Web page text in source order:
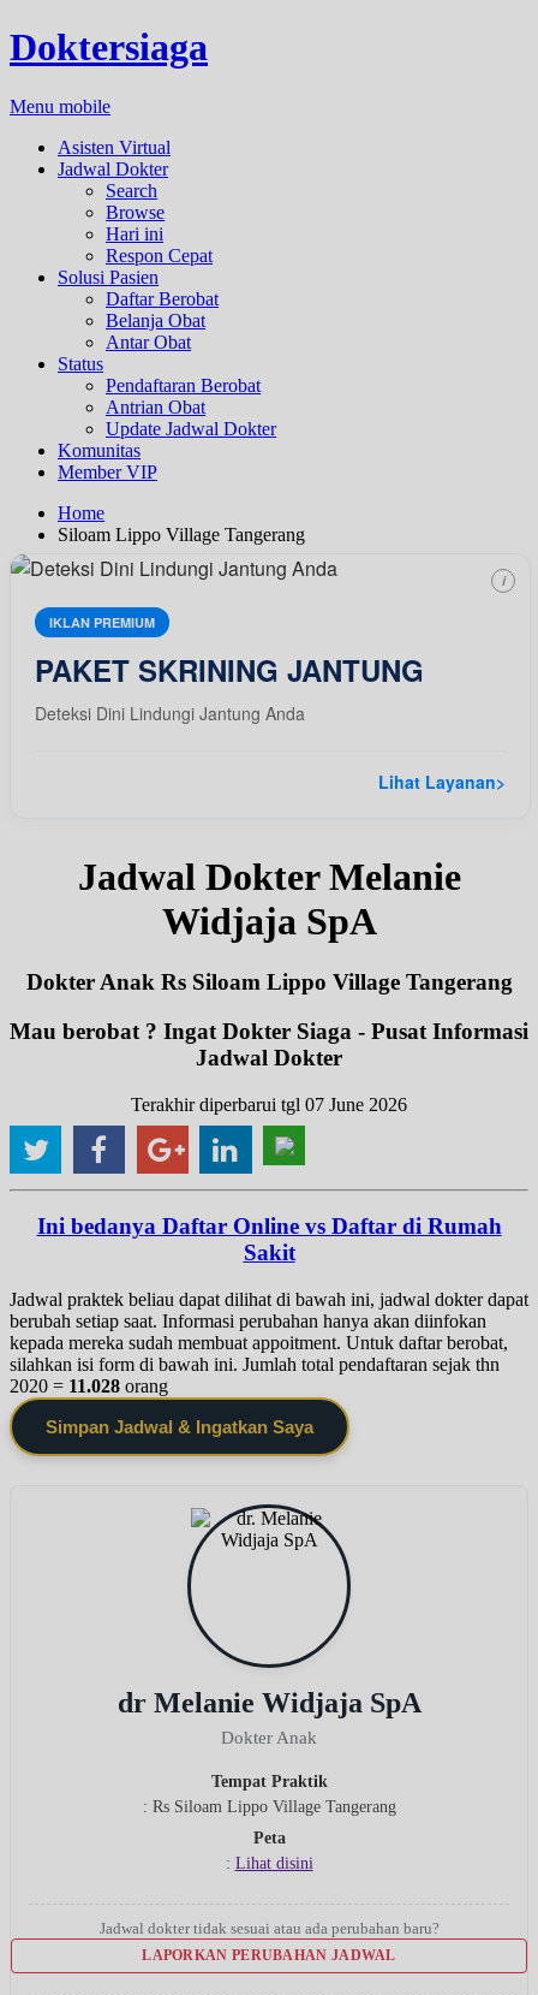
Doktersiaga
Menu mobile
Asisten Virtual
Jadwal Dokter
Search
Browse
Hari ini
Respon Cepat
Solusi Pasien
Daftar Berobat
Belanja Obat
Antar Obat
Status
Pendaftaran Berobat
Antrian Obat
Update Jadwal Dokter
Komunitas
Member VIP
Home
Siloam Lippo Village Tangerang
IKLAN PREMIUM
PAKET SKRINING JANTUNG
Deteksi Dini Lindungi Jantung Anda
Lihat Layanan>
i
Jadwal Dokter Melanie
Widjaja SpA
Dokter Anak Rs Siloam Lippo Village Tangerang
Mau berobat ? Ingat Dokter Siaga - Pusat Informasi
Jadwal Dokter
Terakhir diperbarui tgl 07 June 2026
Ini bedanya Daftar Online vs Daftar di Rumah
Sakit
Jadwal praktek beliau dapat dilihat di bawah ini, jadwal dokter dapat
berubah setiap saat. Informasi perubahan hanya akan diinfokan
kepada mereka sudah membuat appoitment. Untuk daftar berobat,
silahkan isi form di bawah ini. Jumlah total pendaftaran sejak thn
2020 = 11.028 orang
Simpan Jadwal & Ingatkan Saya
dr Melanie Widjaja SpA
Dokter Anak
Tempat Praktik
: Rs Siloam Lippo Village Tangerang
Peta
: Lihat disini
Jadwal dokter tidak sesuai atau ada perubahan baru?
LAPORKAN PERUBAHAN JADWAL